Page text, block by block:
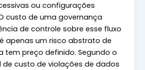
ou configurações
custo de uma governança
de controle sobre esse fluxo
apenas um risco abstrato de
tem preço definido. Segundo o
de custo de violações de dados